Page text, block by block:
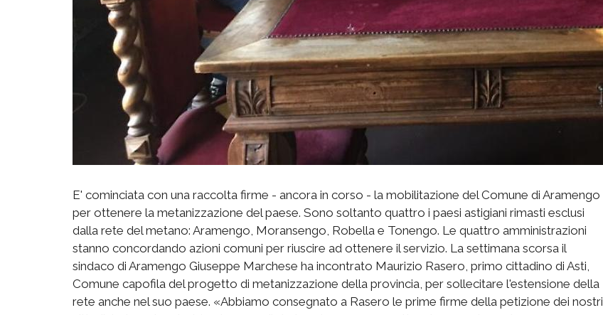
E' cominciata con una raccolta firme - ancora in corso - la mobilitazione del Comune di Aramengo
per ottenere la metanizzazione del paese. Sono soltanto quattro i paesi astigiani rimasti esclusi
dalla rete del metano: Aramengo, Moransengo, Robella e Tonengo. Le quattro amministrazioni
stanno concordando azioni comuni per riuscire ad ottenere il servizio. La settimana scorsa il
sindaco di Aramengo Giuseppe Marchese ha incontrato Maurizio Rasero, primo cittadino di Asti,
Comune capofila del progetto di metanizzazione della provincia, per sollecitare l'estensione della
rete anche nel suo paese. «Abbiamo consegnato a Rasero le prime firme della petizione dei nostri